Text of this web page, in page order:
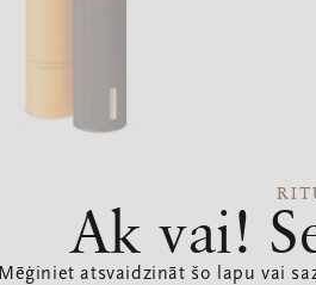
Ak vai!
Mēģiniet atsvaidzināt šo lapu vai